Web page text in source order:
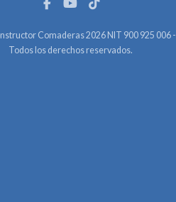
Comaderas 2026 NIT 900 925 006 -
Todos los derechos reservados.